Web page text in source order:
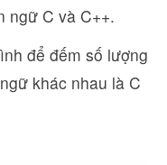
ngữ C và C++.
để đếm số lượng
khác nhau là C